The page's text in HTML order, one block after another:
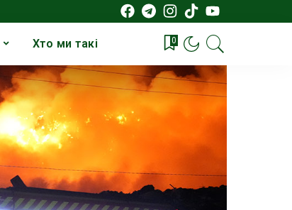
Хто ми такі 0